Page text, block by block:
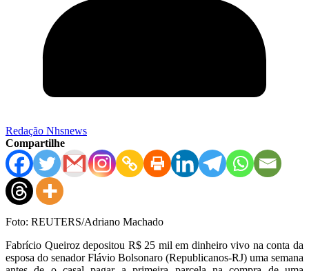
Redação Nhsnews
Compartilhe
Foto: REUTERS/Adriano Machado
Fabrício Queiroz depositou R$ 25 mil em dinheiro vivo na conta da
esposa do senador Flávio Bolsonaro (Republicanos-RJ) uma semana